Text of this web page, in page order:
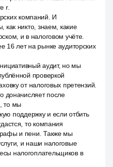
r.
компаний. И
как никто, знаем, какие
и в налоговом учёте.
16 лет на рынке аудиторских
аудит, но мы
проверкой
от налоговых претензий.
доначисляет после
то мы
поддержку и если отбить
то компания
и пени. Также мы
и наши налоговые
налогоплательщиков в